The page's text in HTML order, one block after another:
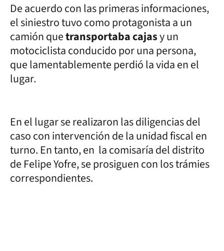
De acuerdo con las primeras informaciones,
el siniestro tuvo como protagonista a un
camión quetransportaba cajasy un
motociclista conducido por una persona,
que lamentablemente perdió la vida en el
lugar.
En el lugar se realizaron las diligencias del
caso con intervención de la unidad fiscal en
turno. En tanto, en la comisaría del distrito
de Felipe Yofre, se prosiguen con los trámies
correspondientes.